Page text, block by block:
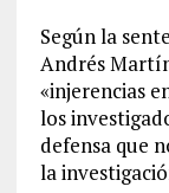
Según la
Andrés
«injerencias
los
defensa que
la